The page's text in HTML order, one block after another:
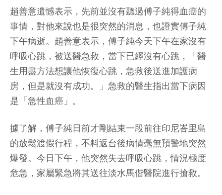
趙善意遺憾表示，先前並沒有聽過傅子純得血癌的
事情，對他來說也是很突然的消息，也證實傅子純
下午病逝。趙善意表示，傅子純今天下午在家沒有
呼吸心跳，被送醫急救，當下已經沒有心跳，「醫
生用盡方法想讓他恢復心跳，急救後送進加護病
房，但是就沒有成功。」急救的醫生指出當下病因
是「急性血癌」。
據了解，傅子純日前才剛結束一段前往印尼峇里島
的放鬆渡假行程，不料返台後病情毫無預警地突然
爆發。今日下午，他突然失去呼吸心跳，情況極度
危急，家屬緊急將其送往淡水馬偕醫院進行搶救。